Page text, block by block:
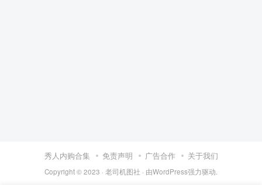
秀人内购合集 免责声明 广告合作 关于我们
Copyright © 2023 · 老司机图社 · 由WordPress强力驱动.